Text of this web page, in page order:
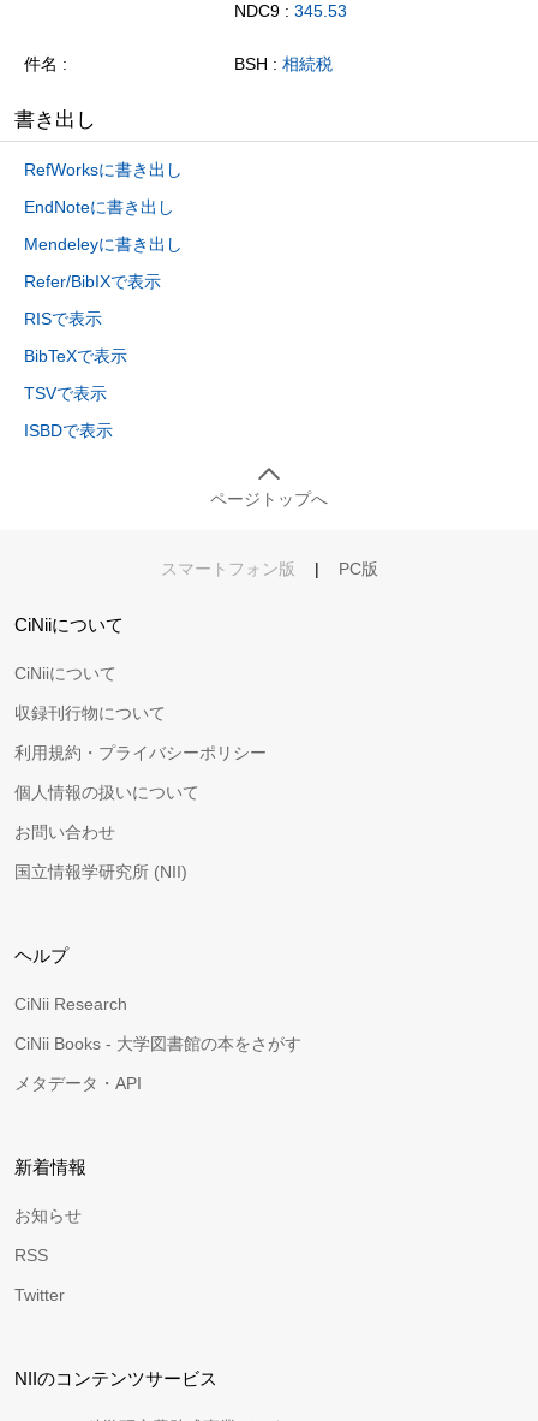
NDC9 : 345.53
件名 BSH : 相続税
書き出し
RefWorksに書き出し
EndNoteに書き出し
Mendeleyに書き出し
Refer/BibIXで表示
RISで表示
BibTeXで表示
TSVで表示
ISBDで表示
ページトップへ
スマートフォン版 | PC版
CiNiiについて
CiNiiについて
収録刊行物について
利用規約・プライバシーポリシー
個人情報の扱いについて
お問い合わせ
国立情報学研究所 (NII)
ヘルプ
CiNii Research
CiNii Books - 大学図書館の本をさがす
メタデータ・API
新着情報
お知らせ
RSS
Twitter
NIIのコンテンツサービス